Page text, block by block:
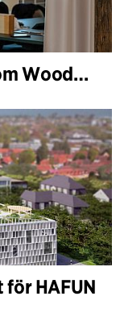
Q&A: Thue Borgen Hasløv om WoodHub
HAFUN